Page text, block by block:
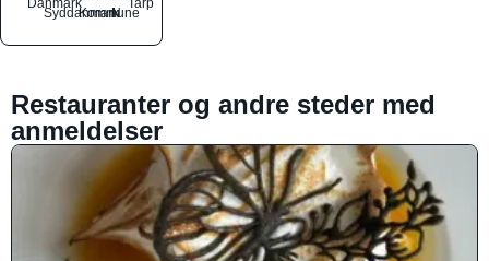
Syddanmark
Kommune
N
Restauranter og andre steder med
anmeldelser